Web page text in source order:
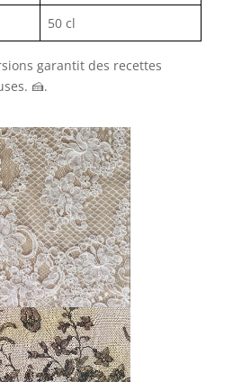
50 cl
garantit des recettes
🍰.